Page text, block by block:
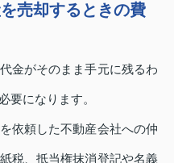
売却するときの費
金がそのまま手元に残るわ
要になります。
依頼した不動産会社への仲
税、抵当権抹消登記や名義